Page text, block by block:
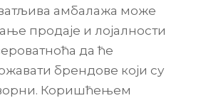
амбалажа може
продаје и лојалности
да ће
брендове који су
Коришћењем